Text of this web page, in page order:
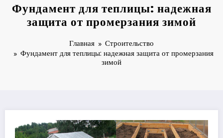
Фундамент для теплицы: надежная
защита от промерзания зимой
Главная
Строительство
Фундамент для теплицы: надежная защита от промерзания
зимой